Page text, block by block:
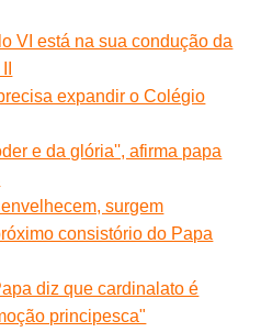
VI está na sua condução da
expandir o Colégio
e da glória'', afirma papa
surgem
consistório do Papa
diz que cardinalato é
principesca"